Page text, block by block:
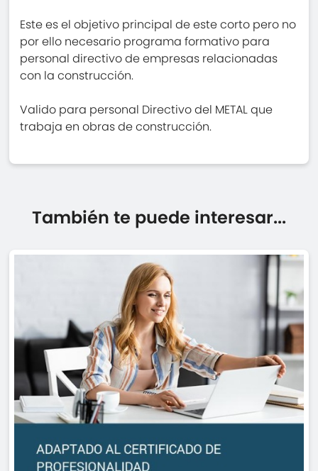
Este es el objetivo principal de este corto pero no
por ello necesario programa formativo para
personal directivo de empresas relacionadas
con la construcción.
Valido para personal Directivo del METAL que
trabaja en obras de construcción.
También te puede interesar...